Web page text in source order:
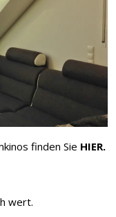
finden Sie HIER.
wert.